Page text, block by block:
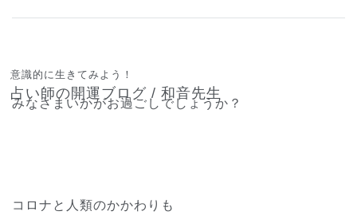
意識的に生きてみよう！
占い師の開運ブログ / 和音先生
みなさまいかがお過ごしでしょうか？
コロナと人類のかかわりも